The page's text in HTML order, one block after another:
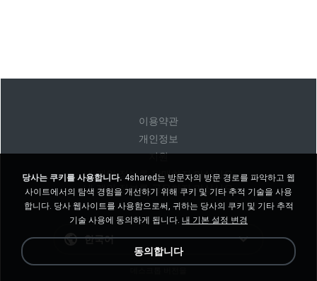
이용약관
개인정보
지원
내 개인 정보를 판매하지 마십시오
내 개인 정보를 공유하지 마십시오
한국어
당사는 쿠키를 사용합니다. 4shared는 방문자의 방문 경로를 파악하고 웹
사이트에서의 탐색 경험을 개선하기 위해 쿠키 및 기타 추적 기술을 사용
합니다. 당사 웹사이트를 사용함으로써, 귀하는 당사의 쿠키 및 기타 추적
기술 사용에 동의하게 됩니다. 내 기본 설정 변경
동의합니다